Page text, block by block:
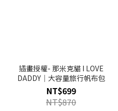
插畫授權- 那米克貓 I LOVE
DADDY｜大容量旅行帆布包
NT$699
NT$870